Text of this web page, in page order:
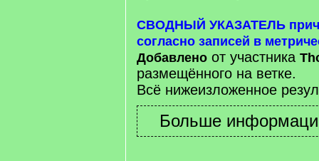
СВОДНЫЙ УКАЗАТЕЛЬ
согласно записей в
Добавлено от участника
размещённого на ветке.
Всё нижеизложенное